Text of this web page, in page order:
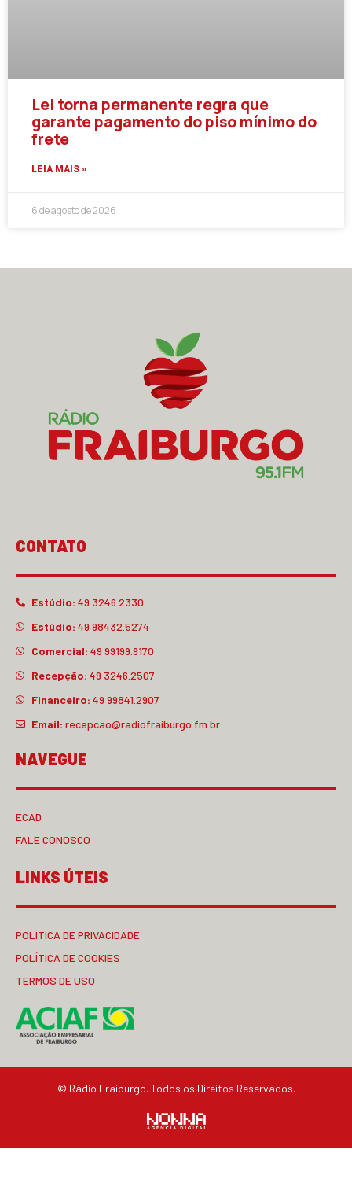
Lei torna permanente regra que
garante pagamento do piso mínimo do
frete
LEIA MAIS »
6 de agosto de 2026
CONTATO
Estúdio: 49 3246.2330
Estúdio: 49 98432.5274
Comercial: 49 99199.9170
Recepção: 49 3246.2507
Financeiro: 49 99841.2907
Email: recepcao@radiofraiburgo.fm.br
NAVEGUE
ECAD
FALE CONOSCO
LINKS ÚTEIS
POLÍTICA DE PRIVACIDADE
POLÍTICA DE COOKIES
TERMOS DE USO
© Rádio Fraiburgo. Todos os Direitos Reservados.